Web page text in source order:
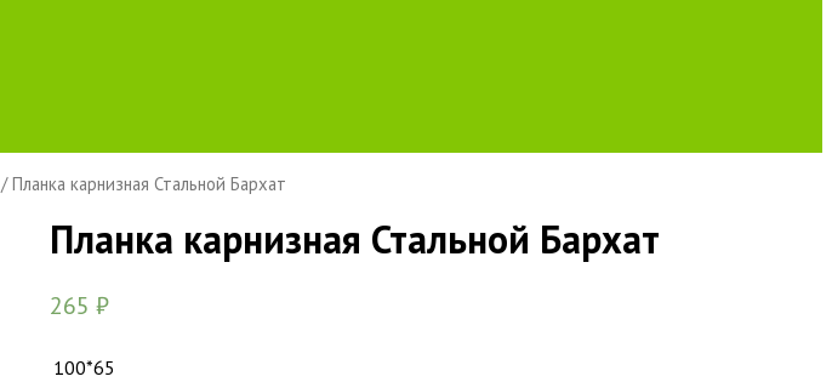
/ Планка карнизная Стальной Бархат
Планка карнизная Стальной Бархат
265 ₽
100*65